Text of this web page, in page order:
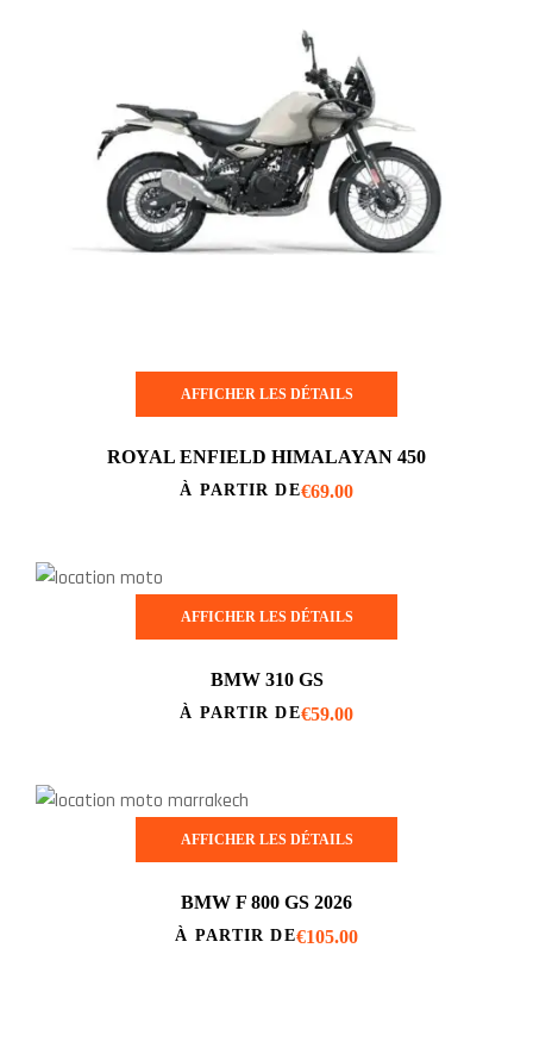
AFFICHER LES DÉTAILS
ROYAL ENFIELD HIMALAYAN 450
À PARTIR DE€69.00
AFFICHER LES DÉTAILS
BMW 310 GS
À PARTIR DE€59.00
AFFICHER LES DÉTAILS
BMW F 800 GS 2026
À PARTIR DE€105.00